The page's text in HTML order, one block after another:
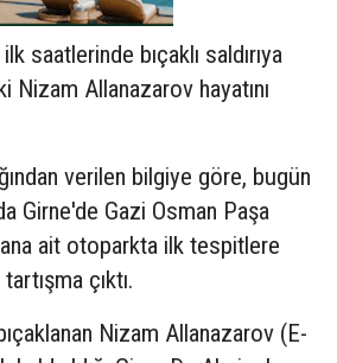
saatlerinde bıçaklı saldırıya
Nizam Allanazarov hayatını
verilen bilgiye göre, bugün
Girne'de Gazi Osman Paşa
ait otoparkta ilk tespitlere
çıktı.
Nizam Allanazarov (E-